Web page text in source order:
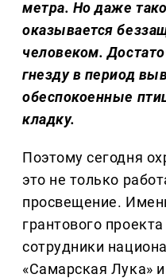
метра. Но даже
оказывается
человеком.
гнезду в период
обеспокоенные
кладку.
Поэтому сегодня
это не только
просвещение.
грантового
сотрудники
«Самарская Лука»